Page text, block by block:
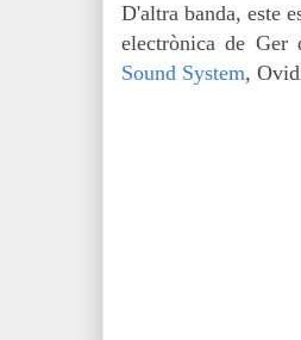
D'altra banda, este
electrònica de Ger
Sound System,